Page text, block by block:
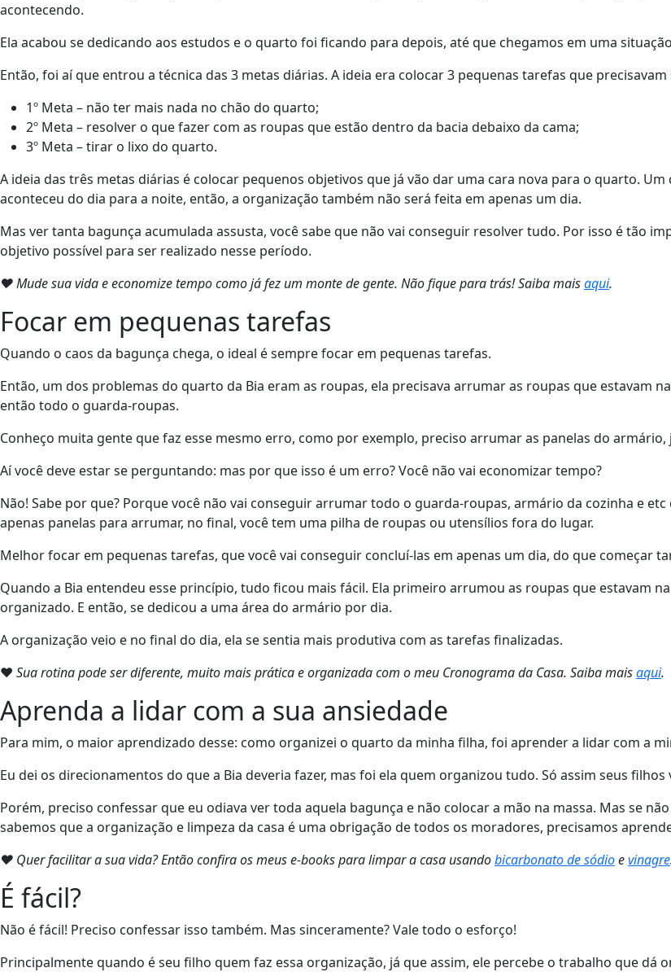
acontecendo.
Ela acabou se dedicando aos estudos e o quarto foi ficando para depois, até que chegamos em uma
Então, foi aí que entrou a técnica das 3 metas diárias. A ideia era colocar 3 pequenas tarefas que
1º Meta – não ter mais nada no chão do quarto;
2º Meta – resolver o que fazer com as roupas que estão dentro da bacia debaixo da cama;
3º Meta – tirar o lixo do quarto.
A ideia das três metas diárias é colocar pequenos objetivos que já vão dar uma cara nova para o quarto.
aconteceu do dia para a noite, então, a organização também não será feita em apenas um dia.
Mas ver tanta bagunça acumulada assusta, você sabe que não vai conseguir resolver tudo. Por isso é tão
objetivo possível para ser realizado nesse período.
❤ Mude sua vida e economize tempo como já fez um monte de gente. Não fique para trás! Saiba maisaqui.
Focar em pequenas tarefas
Quando o caos da bagunça chega, o ideal é sempre focar em pequenas tarefas.
Então, um dos problemas do quarto da Bia eram as roupas, ela precisava arrumar as roupas que estavam
então todo o guarda-roupas.
Conheço muita gente que faz esse mesmo erro, como por exemplo, preciso arrumar as panelas do
Aí você deve estar se perguntando: mas por que isso é um erro? Você não vai economizar tempo?
Não! Sabe por que? Porque você não vai conseguir arrumar todo o guarda-roupas, armário da cozinha e
apenas panelas para arrumar, no final, você tem uma pilha de roupas ou utensílios fora do lugar.
Melhor focar em pequenas tarefas, que você vai conseguir concluí-las em apenas um dia, do que começar
Quando a Bia entendeu esse princípio, tudo ficou mais fácil. Ela primeiro arrumou as roupas que estavam
organizado. E então, se dedicou a uma área do armário por dia.
A organização veio e no final do dia, ela se sentia mais produtiva com as tarefas finalizadas.
❤ Sua rotina pode ser diferente, muito mais prática e organizada com o meu Cronograma da Casa. Saiba maisaqui.
Aprenda a lidar com a sua ansiedade
Para mim, o maior aprendizado desse: como organizei o quarto da minha filha, foi aprender a lidar com a
Eu dei os direcionamentos do que a Bia deveria fazer, mas foi ela quem organizou tudo. Só assim seus
Porém, preciso confessar que eu odiava ver toda aquela bagunça e não colocar a mão na massa. Mas se
sabemos que a organização e limpeza da casa é uma obrigação de todos os moradores, precisamos
❤ Quer facilitar a sua vida? Então confira os meus e-books para limpar a casa usandobicarbonato de sódioevinagre
É fácil?
Não é fácil! Preciso confessar isso também. Mas sinceramente? Vale todo o esforço!
Principalmente quando é seu filho quem faz essa organização, já que assim, ele percebe o trabalho que